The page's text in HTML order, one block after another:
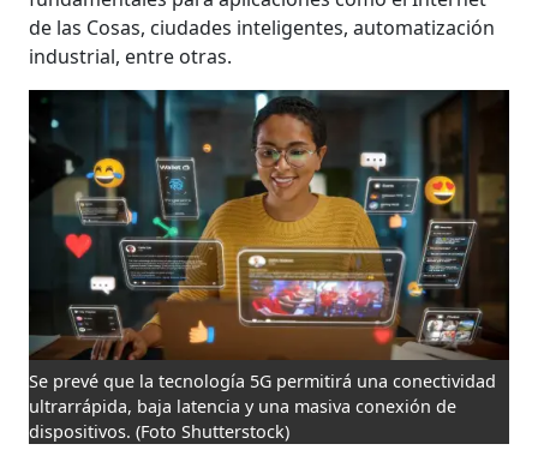
de las Cosas, ciudades inteligentes, automatización
industrial, entre otras.
Se prevé que la tecnología 5G permitirá una conectividad
ultrarrápida, baja latencia y una masiva conexión de
dispositivos. (Foto Shutterstock)